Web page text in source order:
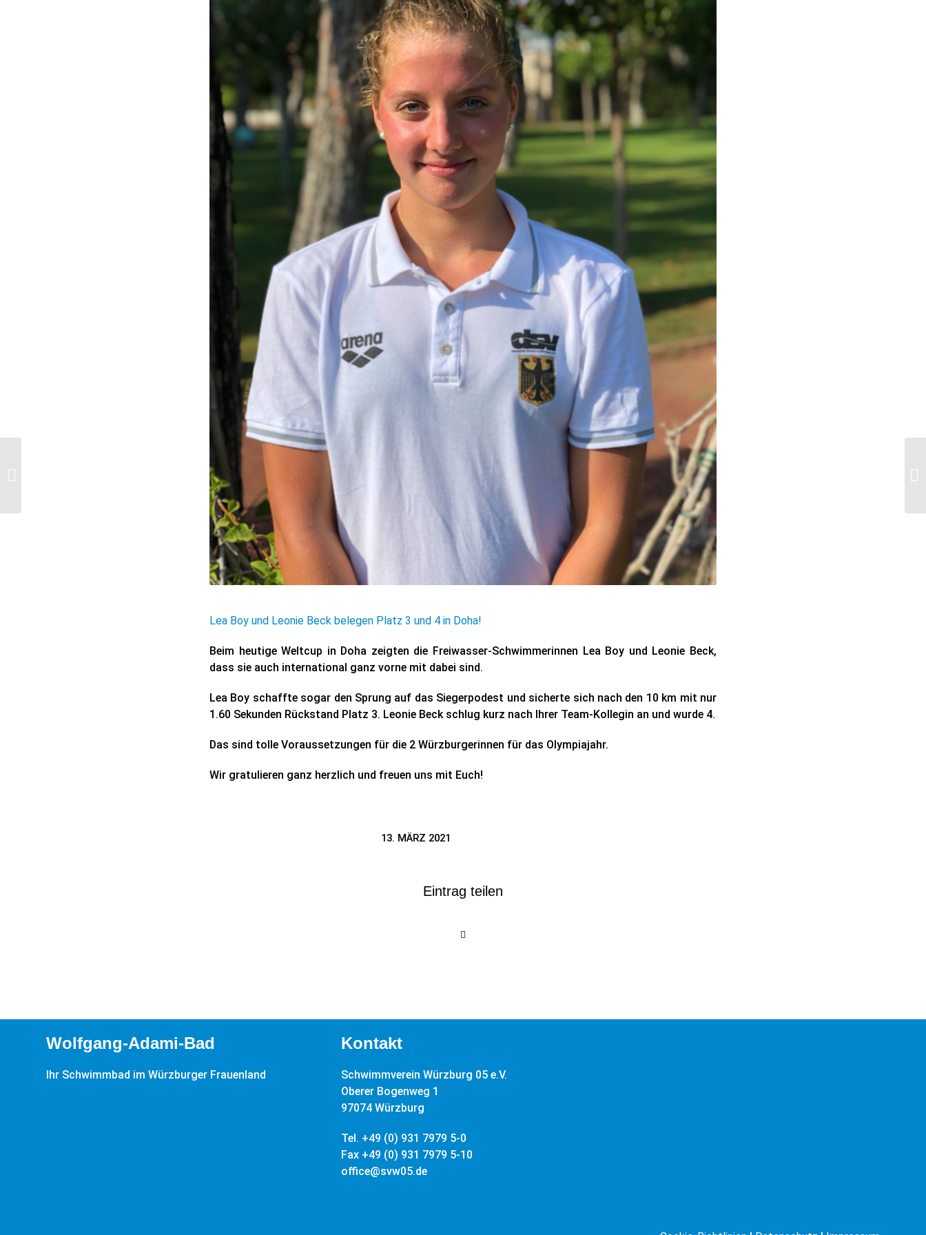
Lea Boy und Leonie Beck belegen Platz 3 und 4 in Doha!
Beim heutige Weltcup in Doha zeigten die Freiwasser-Schwimmerinnen Lea Boy und Leonie Beck,
dass sie auch international ganz vorne mit dabei sind.
Lea Boy schaffte sogar den Sprung auf das Siegerpodest und sicherte sich nach den 10 km mit nur
1.60 Sekunden Rückstand Platz 3. Leonie Beck schlug kurz nach Ihrer Team-Kollegin an und wurde 4.
Das sind tolle Voraussetzungen für die 2 Würzburgerinnen für das Olympiajahr.
Wir gratulieren ganz herzlich und freuen uns mit Euch!
13. MÄRZ 2021
Eintrag teilen
Wolfgang-Adami-Bad
Ihr Schwimmbad im Würzburger Frauenland
Kontakt
Schwimmverein Würzburg 05 e.V.
Oberer Bogenweg 1
97074 Würzburg
Tel. +49 (0) 931 7979 5-0
Fax +49 (0) 931 7979 5-10
office@svw05.de